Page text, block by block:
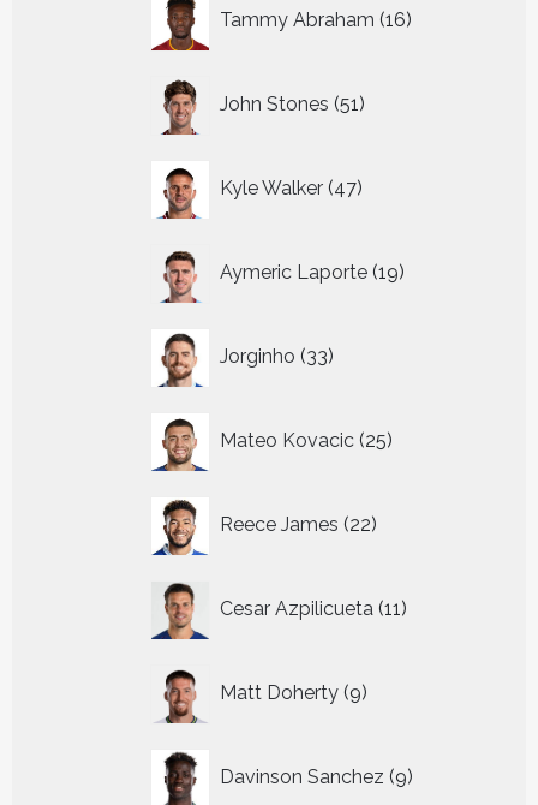
Tammy Abraham 16
producten
John Stones 51
producten
Kyle Walker 47
producten
Aymeric Laporte 19
producten
Jorginho 33
producten
Mateo Kovacic 25
producten
Reece James 22
producten
Cesar Azpilicueta 11
producten
Matt Doherty 9
producten
Davinson Sanchez 9
producten